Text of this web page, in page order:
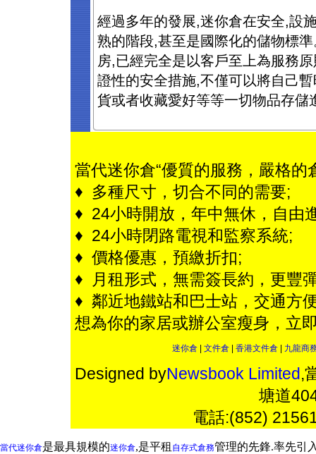
經過多年的發展,迷你倉在安全,設
熟的階段,甚至是國際化的儲物標
房,已經完全是以客戶至上為服務
證性的安全措施,不僅可以將自己
貨或者收藏愛好等等一切物品存儲
當代迷你倉“優質的服務，嚴格
♦ 多種尺寸，切合不同的需要;
♦ 24小時開放，年中無休，自由
♦ 24小時閉路電視和監察系統;
♦ 價格優惠，預繳折扣;
♦ 月租形式，無需簽長約，更豐
♦ 鄰近地鐵站和巴士站，交通方
想為你的家居或辦公室瘦身，立
迷你倉 文件倉 香港文件倉 九龍商
Designed byNewsbook Limited,
塘道
電話:(852)
當代迷你倉是最具規模的迷你倉,是平租 自存式倉務管理的先鋒.率先引